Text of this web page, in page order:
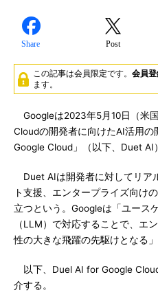
Share Post
この記事は会員限定です。 会員登
ます。
Googleは2023年5月10日（米
Cloudの開発者に向けたAI活用
Google Cloud」（以下、Duet AI
Duet AIは開発者に対してリア
ト支援、エンタープライズ向け
立つという。Googleは「ユース
（LLM）で対応することで、エ
性の大きな飛躍の先駆けとなる」
以下、Duel AI for Google
介する。